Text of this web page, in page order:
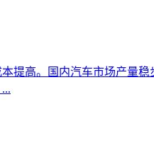
提高。国内汽车市场产量